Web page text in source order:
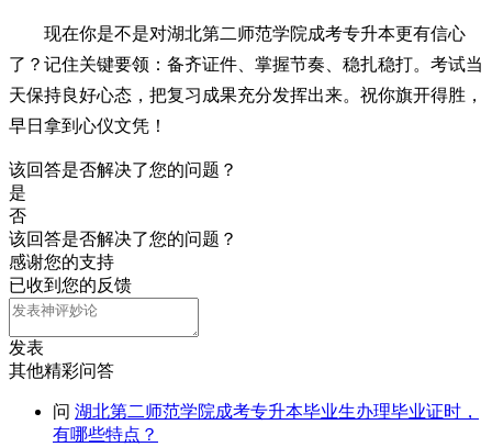
现在你是不是对湖北第二师范学院成考专升本更有信心
了？记住关键要领：备齐证件、掌握节奏、稳扎稳打。考试当
天保持良好心态，把复习成果充分发挥出来。祝你旗开得胜，
早日拿到心仪文凭！
该回答是否解决了您的问题？
是
否
该回答是否解决了您的问题？
感谢您的支持
已收到您的反馈
发表
其他精彩问答
问 湖北第二师范学院成考专升本毕业生办理毕业证时，
有哪些特点？